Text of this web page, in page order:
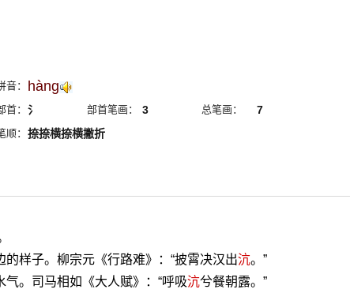
音： hàng
首： 氵 部首笔画： 3 总笔画： 7
顺： 捺捺横捺横撇折
的样子。柳宗元《行路难》：“披霄决汉出沆。”
气。司马相如《大人赋》：“呼吸沆兮餐朝露。”